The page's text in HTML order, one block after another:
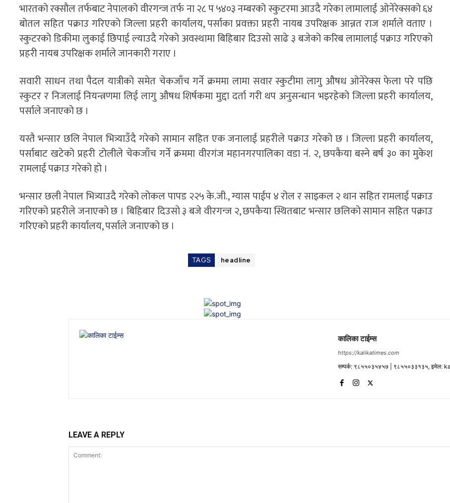
भारतको रक्सौल तर्फबाट नेपालको वीरगन्ज तर्फ ना २८ प ५४०३ नम्बरको स्कुटरमा आउदै गरेका लामालाई ओनेरेक्सको ६४
बोतल सहित पक्राउ गरिएको जिल्ला प्रहरी कार्यालय, पर्साका प्रवक्ता प्रहरी नायब उपरिक्षक आन्नत राज शर्माले वताए ।
स्कुटरको डिकीमा लुकाई छिपाई ल्याउदै गरेको अवस्थामा बिहिबार दिउसो साढे ३ बजेको करिब लामालाई पक्राउ गरिएको
प्रहरी नायब उपरिक्षक शर्माले जानकारी गराए ।
सवारी साधन तथा पैदल यात्रीको समेत चेकजाँच गर्ने क्रममा लामा सवार स्कुटीमा लागु औषध ओनेरेक्स फेला परे पछि
स्कुटर र निजलाई नियन्त्रणमा लिई लागु औषध शिर्षकमा मुद्दा दर्ता गरी थप अनुसन्धान भइरहेको जिल्ला प्रहरी कार्यालय,
पर्साले जनाएको छ ।
यस्तै भन्सार छलि नेपाल भित्र्याउँदै गरेको सामान सहित एक जनालाई प्रहरीले पक्राउ गरेको छ । जिल्ला प्रहरी कार्यालय,
पर्साबाट खटेको प्रहरी टोलीले चेकजाँच गर्ने क्रममा वीरगंज महानगरपालिका वडा नं. २, छपकैया बस्ने बर्ष ३० का मुकेश
रामलाई पक्राउ गरेको हो ।
भन्सार छली नेपाल भित्र्याउदै गरेको लोकल पापड २२५ के.जी., ग्यास पाईप ४ रोल र साइकल २ थान सहित रामलाई पक्राउ
गरिएको प्रहरीले जनाएको छ । बिहिबार दिउसो ३ बजे वीरगन्ज २, छपकैया स्थितबाट भन्सार छलिको सामान सहित पक्राउ
गरिएको प्रहरी कार्यालय, पर्साले जनाएको छ ।
TAGS headline
कालिका टाईम्स
https://kalikatimes.com
सम्पर्क: ९८५५०३५४५७ | ९८५५०३३१३५, इमेल:
LEAVE A REPLY